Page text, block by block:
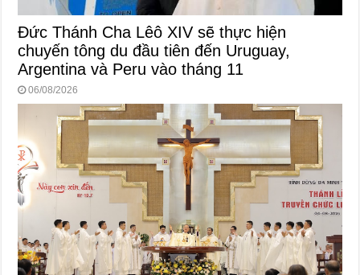
Đức Thánh Cha Lêô XIV sẽ thực hiện
chuyến tông du đầu tiên đến Uruguay,
Argentina và Peru vào tháng 11
06/08/2026